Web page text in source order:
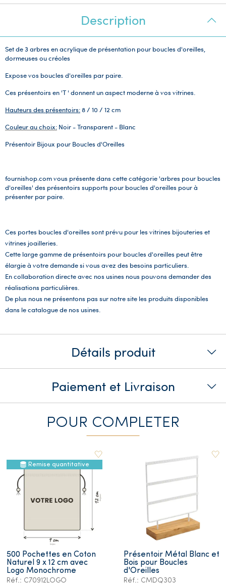
Description
Set de 3 arbres en acrylique de présentation pour boucles d'oreilles,
dormeuses ou créoles
Expose vos boucles d'oreilles par paire.
Ces présentoirs en 'T ' donnent un aspect moderne à vos vitrines.
Hauteurs des présentoirs:8 / 10 / 12 cm
Couleur au choix: Noir - Transparent - Blanc
Présentoir Bijoux pour Boucles d'Oreilles
fournishop.com vous présente dans cette catégorie 'arbres pour boucles
d'oreilles' des présentoirs supports pour boucles d'oreilles pour à
présenter par paire.
Ces portes boucles d'oreilles sont prévu pour les vitrines bijouteries et
vitrines joailleries.
Cette large gamme de présentoirs pour boucles d'oreilles peut être
élargie à votre demande si vous avez des besoins particuliers.
En collaboration directe avec nos usines nous pouvons demander des
réalisations particulières.
De plus nous ne présentons pas sur notre site les produits disponibles
dans le catalogue de nos usines.
Détails produit
Paiement et Livraison
POUR COMPLETER
Remise quantitative
500 Pochettes en Coton
Naturel 9 x 12 cm avec
Logo Monochrome
Réf.: C70912LOGO
Présentoir Métal Blanc et
Bois pour Boucles
d'Oreilles
Réf.: CMDQ303